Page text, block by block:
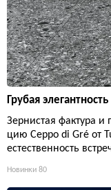
Грубая
Зернистая фактура
цию Ceppo di Gré от
естественность
Новинки 80